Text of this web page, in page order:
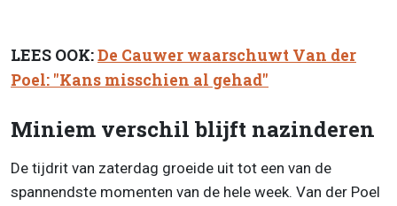
LEES OOK:De Cauwer waarschuwt Van der
Poel: "Kans misschien al gehad"
Miniem verschil blijft nazinderen
De tijdrit van zaterdag groeide uit tot een van de
spannendste momenten van de hele week. Van der Poel